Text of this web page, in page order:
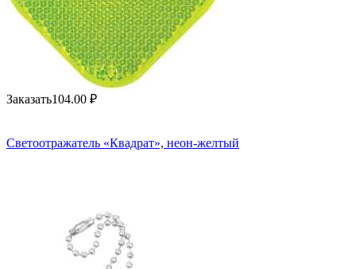
Заказать104.00 ₽
Светоотражатель «Квадрат», неон-желтый